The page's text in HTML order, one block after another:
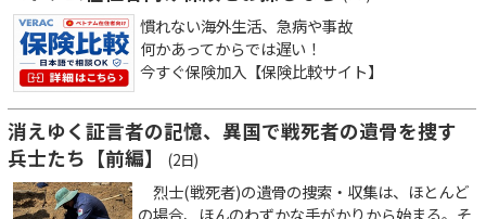
慣れない海外生活、急病や事故
何かあってからでは遅い！
今すぐ保険加入【保険比較サイト】
消えゆく証言者の記憶、異国で戦死者の遺骨を捜す
兵士たち【前編】
(2日)
烈士(戦死者)の遺骨の捜索・収集は、ほとんど
の場合、ほんのわずかな手がかりから始まる。そ